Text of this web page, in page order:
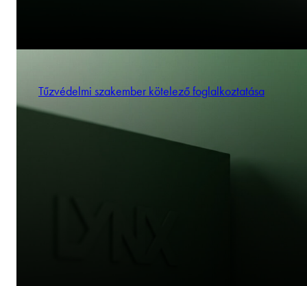
Tűzvédelmi szakember kötelező foglalkoztatása